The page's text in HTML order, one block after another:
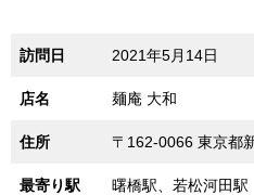
訪問日 2021年5月14日
店名 麺庵 大和
住所 〒162-0066 東京都
最寄り駅 曙橋駅、若松河田駅